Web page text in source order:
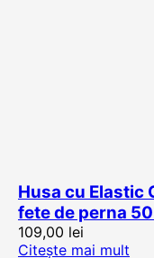
Husa cu Elastic
fete de perna
109,00 lei
Citește mai mult